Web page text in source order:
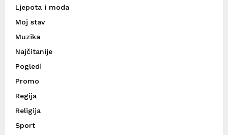
Ljepota i moda
Moj stav
Muzika
Najčitanije
Pogledi
Promo
Regija
Religija
Sport